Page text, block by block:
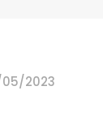
05/2023